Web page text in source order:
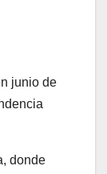
junio de
donde